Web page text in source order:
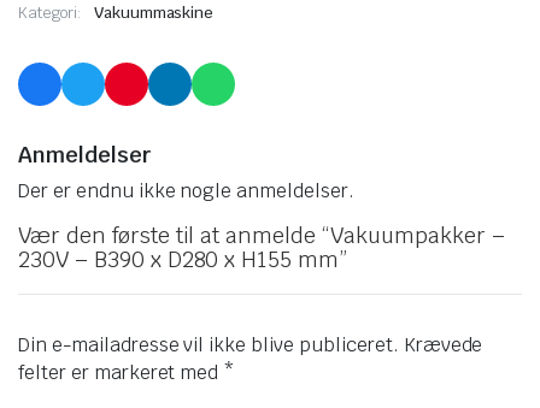
Kategori: Vakuummaskine
Anmeldelser
Der er endnu ikke nogle anmeldelser.
Vær den første til at anmelde “Vakuumpakker –
230V – B390 x D280 x H155 mm”
Din e-mailadresse vil ikke blive publiceret. Krævede
felter er markeret med *